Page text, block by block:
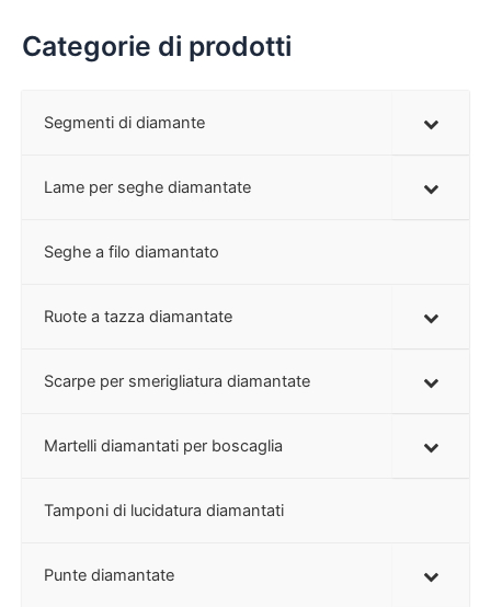
Categorie di prodotti
Segmenti di diamante
Lame per seghe diamantate
Seghe a filo diamantato
Ruote a tazza diamantate
Scarpe per smerigliatura diamantate
Martelli diamantati per boscaglia
Tamponi di lucidatura diamantati
Punte diamantate